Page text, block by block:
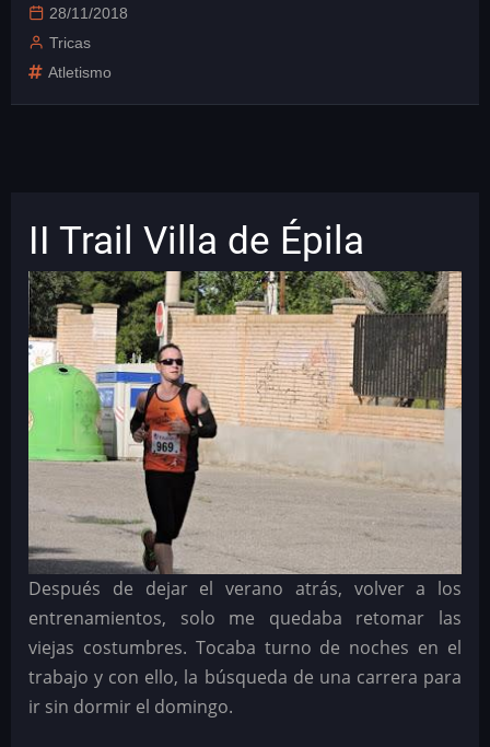
28/11/2018
Tricas
Atletismo
II Trail Villa de Épila
Después de dejar el verano atrás, volver a los
entrenamientos, solo me quedaba retomar las
viejas costumbres. Tocaba turno de noches en el
trabajo y con ello, la búsqueda de una carrera para
ir sin dormir el domingo.